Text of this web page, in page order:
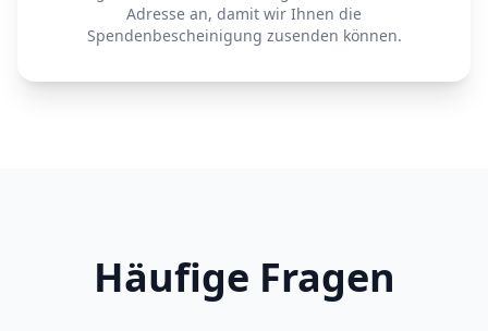
Adresse an, damit wir Ihnen die
Spendenbescheinigung zusenden können.
Häufige Fragen